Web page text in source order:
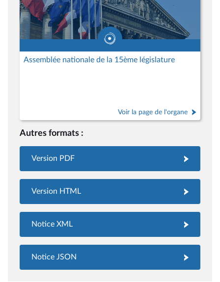
Assemblée nationale de la 15ème législature
Voir la page de l'organe
Autres formats :
Version PDF
Version HTML
Notice XML
Notice JSON